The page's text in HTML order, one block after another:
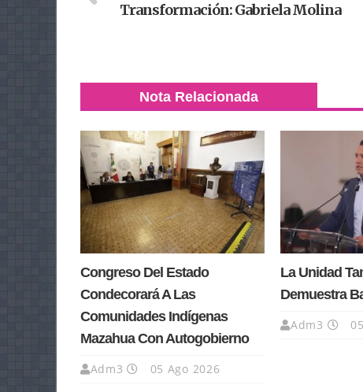
Transformación: Gabriela Molina
Nota Relacionada
Congreso Del Estado
Condecorará A Las
Comunidades Indígenas
Mazahua Con Autogobierno
Adm3 05 Ago 2026
La Unidad
Demuestra
Adm3